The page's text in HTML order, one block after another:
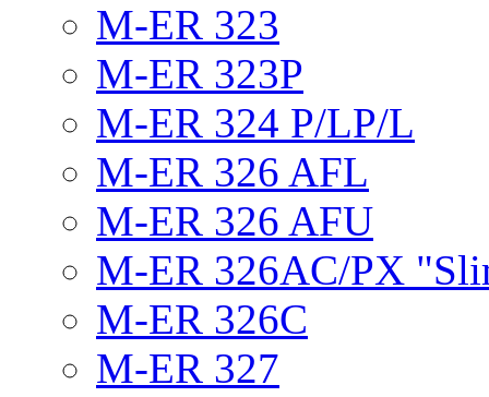
M-ER 323
M-ER 323P
M-ER 324 P/LP/L
M-ER 326 AFL
M-ER 326 AFU
M-ER 326AC/PX
M-ER 326C
M-ER 327